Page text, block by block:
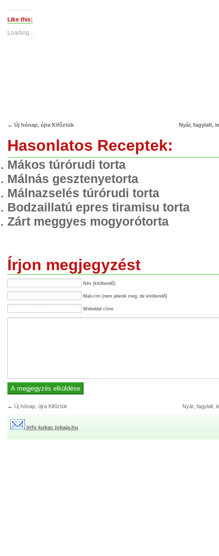
on
(Opens
new
Like this:
Loading...
← Új hónap, újra Kifőztük Nyár, fagylalt,
Hasonlatos Receptek:
Mákos túrórudi torta
Málnás gesztenyetorta
Málnazselés túrórudi torta
Bodzaillatú epres tiramisu torta
Zárt meggyes mogyorótorta
Írjon megjegyzést
Név (kitöltendő)
Mail-cím (nem jelenik meg, de kitöltendő)
Weboldal címe
← Új hónap, újra Kifőztük Nyár, fagylalt,
info kukac jokaja.hu